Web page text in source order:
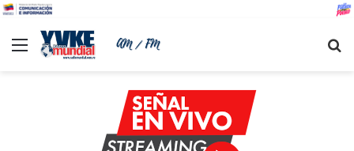
Menu